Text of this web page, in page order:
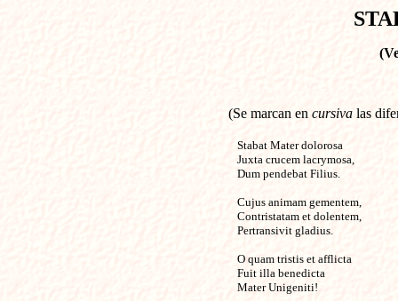
(Se marcan en cursivalas
Stabat Mater dolorosa
Juxta crucem lacrymosa,
Dum pendebat Filius.
Cujus animam gementem,
Contristatam et dolentem,
Pertransivit gladius.
O quam tristis et afflicta
Fuit illa benedicta
Mater Unigeniti!